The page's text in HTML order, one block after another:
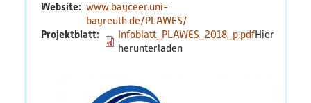
Weitere Produkte
Leitfäden & Handbücher
Technologien & Verfahren
PLAWES
Website
www.bayceer.uni-
bayreuth.de/PLAWES/
Projektblatt
Infoblatt_PLAWES_2018_p.pdf